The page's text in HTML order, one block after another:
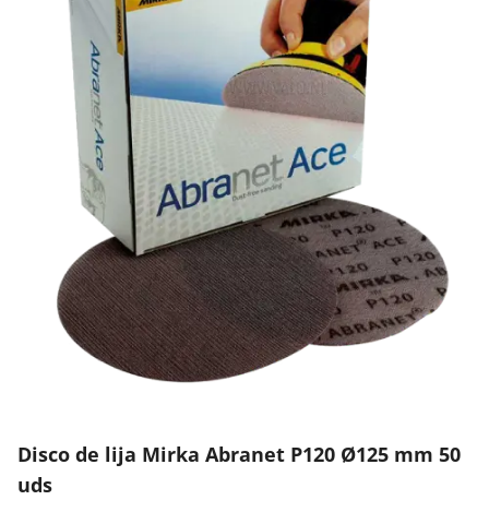
Disco de lija Mirka Abranet P120 Ø125 mm 50
uds